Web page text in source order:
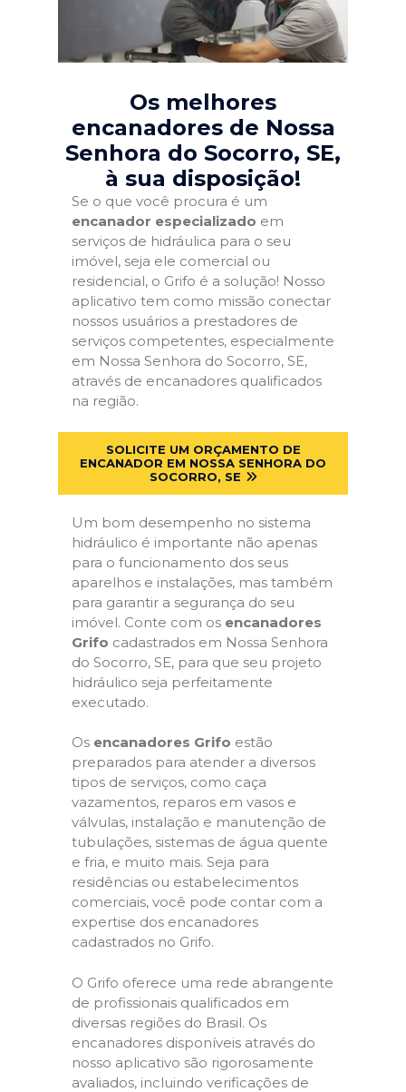
Os melhores
encanadores de Nossa
Senhora do Socorro, SE,
à sua disposição!
Se o que você procura é um
encanador especializado em
serviços de hidráulica para o seu
imóvel, seja ele comercial ou
residencial, o Grifo é a solução! Nosso
aplicativo tem como missão conectar
nossos usuários a prestadores de
serviços competentes, especialmente
em Nossa Senhora do Socorro, SE,
através de encanadores qualificados
na região.
SOLICITE UM ORÇAMENTO DE
ENCANADOR EM NOSSA SENHORA DO
SOCORRO, SE
Um bom desempenho no sistema
hidráulico é importante não apenas
para o funcionamento dos seus
aparelhos e instalações, mas também
para garantir a segurança do seu
imóvel. Conte com os encanadores
Grifo cadastrados em Nossa Senhora
do Socorro, SE, para que seu projeto
hidráulico seja perfeitamente
executado.
Os encanadores Grifo estão
preparados para atender a diversos
tipos de serviços, como caça
vazamentos, reparos em vasos e
válvulas, instalação e manutenção de
tubulações, sistemas de água quente
e fria, e muito mais. Seja para
residências ou estabelecimentos
comerciais, você pode contar com a
expertise dos encanadores
cadastrados no Grifo.
O Grifo oferece uma rede abrangente
de profissionais qualificados em
diversas regiões do Brasil. Os
encanadores disponíveis através do
nosso aplicativo são rigorosamente
avaliados, incluindo verificações de